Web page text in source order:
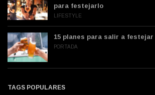
para festejarlo
LIFESTYLE
15 planes para salir a festejar
PORTADA
TAGS POPULARES